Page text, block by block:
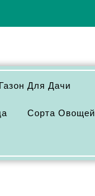
Газон Для Дачи
Сорта Овощей